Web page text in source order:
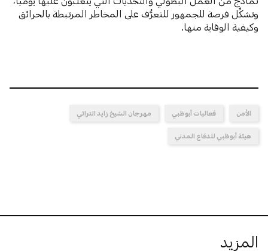
وتشكِّل فرصة للجمهور للتعرُّف على المخاطر المرتبطة بالحرائق
وكيفية الوقاية منها.
الأمن فعاليات أبوظبي مهرجان الشيخ زايد التراثي
هيئة أبوظبي للدفاع المدني
المزيد